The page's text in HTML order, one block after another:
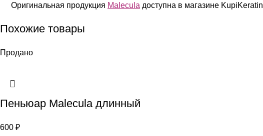
Оригинальная продукция Malecula доступна в магазине KupiKeratin
Похожие товары
Продано
Пеньюар Malecula длинный
600 ₽